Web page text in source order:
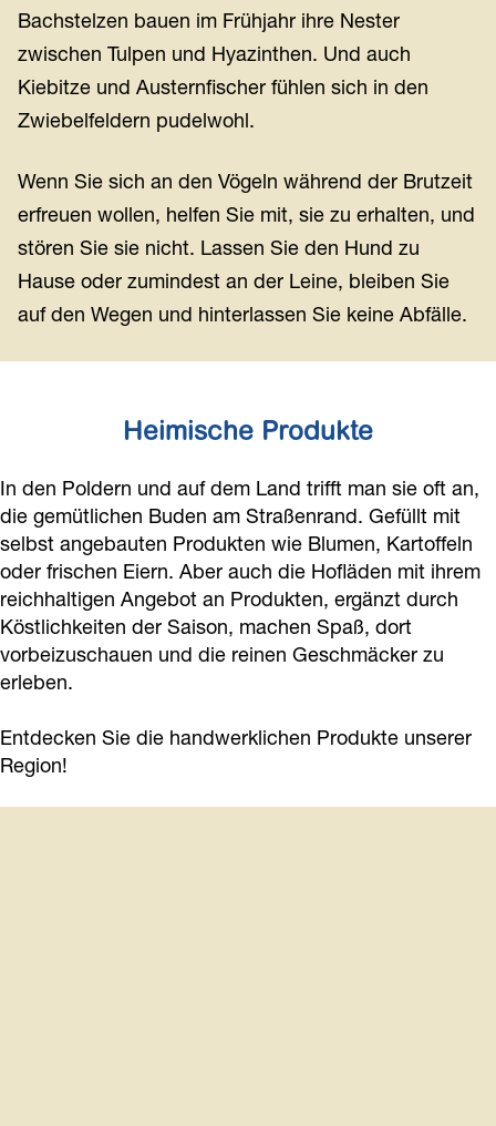
Bachstelzen bauen im Frühjahr ihre Nester
zwischen Tulpen und Hyazinthen. Und auch
Kiebitze und Austernfischer fühlen sich in den
Zwiebelfeldern pudelwohl.
Wenn Sie sich an den Vögeln während der Brutzeit
erfreuen wollen, helfen Sie mit, sie zu erhalten, und
stören Sie sie nicht. Lassen Sie den Hund zu
Hause oder zumindest an der Leine, bleiben Sie
auf den Wegen und hinterlassen Sie keine Abfälle.
Heimische Produkte
In den Poldern und auf dem Land trifft man sie oft an,
die gemütlichen Buden am Straßenrand. Gefüllt mit
selbst angebauten Produkten wie Blumen, Kartoffeln
oder frischen Eiern. Aber auch die Hofläden mit ihrem
reichhaltigen Angebot an Produkten, ergänzt durch
Köstlichkeiten der Saison, machen Spaß, dort
vorbeizuschauen und die reinen Geschmäcker zu
erleben.
Entdecken Sie die handwerklichen Produkte unserer
Region!